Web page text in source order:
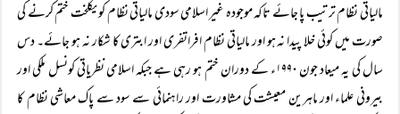
مالیاتی نظام ترتیب پا جائے تاکہ موجودہ غیر اسلامی سودی مالیاتی نظام کو یکلخت ختم کرنے کی
صورت میں کوئی خلا پیدا نہ ہو اور مالیاتی نظام افراتفری اور ابتری کا شکار نہ ہو جائے۔ دس
سال کی یہ میعاد جون ۱۹۹۰ء کے دوران ختم ہو رہی ہے جبکہ اسلامی نظریاتی کونسل ملکی اور
بیرونی علماء اور ماہرین معیشت کی مشاورت اور راہنمائی سے سود سے پاک معاشی نظام کا